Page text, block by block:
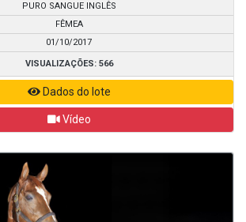
PURO SANGUE INGLÊS
FÊMEA
01/10/2017
VISUALIZAÇÕES: 566
Dados do lote
Vídeo